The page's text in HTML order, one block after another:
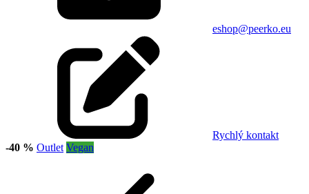
eshop@peerko.eu
Rychlý kontakt
-40 % Outlet Vegan